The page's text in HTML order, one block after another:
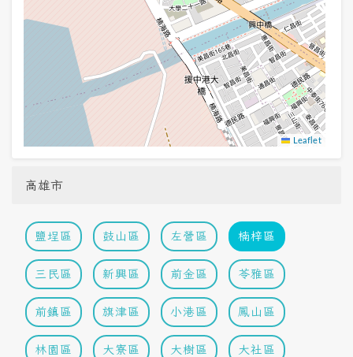
Leaflet
高雄市
鹽埕區 鼓山區 左營區 楠梓區
三民區 新興區 前金區 苓雅區
前鎮區 旗津區 小港區 鳳山區
林園區 大寮區 大樹區 大社區